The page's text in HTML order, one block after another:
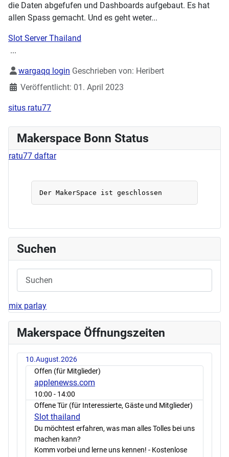
die Daten abgefufen und Dashboards aufgebaut. Es hat
allen Spass gemacht. Und es geht weter...
Slot Server Thailand
...
Details
wargaqq login Geschrieben von: Heribert
Veröffentlicht: 01. April 2023
situs ratu77
Makerspace Bonn Status
ratu77 daftar
Suchen
mix parlay
Makerspace Öffnungszeiten
10.August.2026
Offen (für Mitglieder)
applenewss.com
10:00 - 14:00
Offene Tür (für Interessierte, Gäste und Mitglieder)
Slot thailand
Du möchtest erfahren, was man alles Tolles bei uns
machen kann?
Komm vorbei und lerne uns kennen! - Kostenlose